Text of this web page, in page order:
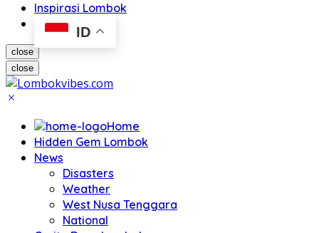
Inspirasi Lombok
ID
close
close
Home
Hidden Gem Lombok
News
Disasters
Weather
West Nusa Tenggara
National